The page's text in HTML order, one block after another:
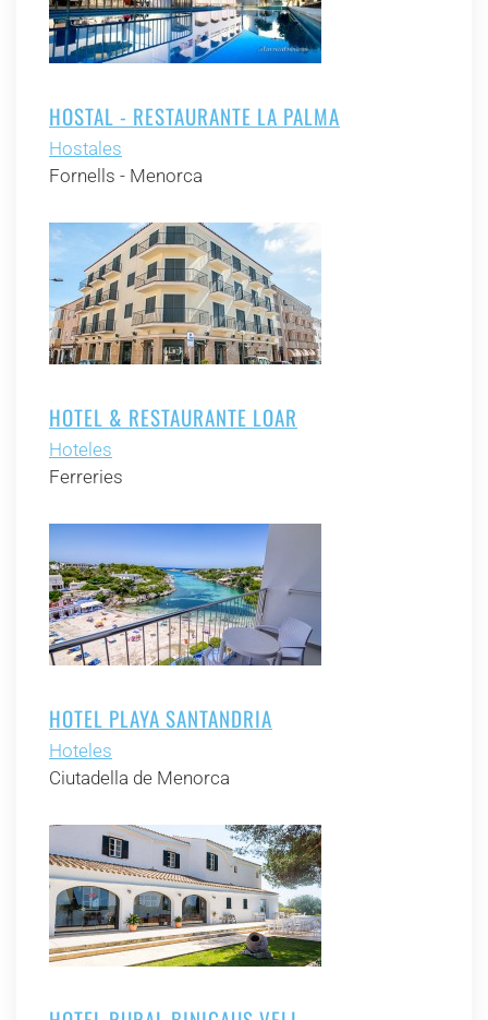
HOSTAL - RESTAURANTE LA PALMA
Hostales
Fornells - Menorca
HOTEL & RESTAURANTE LOAR
Hoteles
Ferreries
HOTEL PLAYA SANTANDRIA
Hoteles
Ciutadella de Menorca